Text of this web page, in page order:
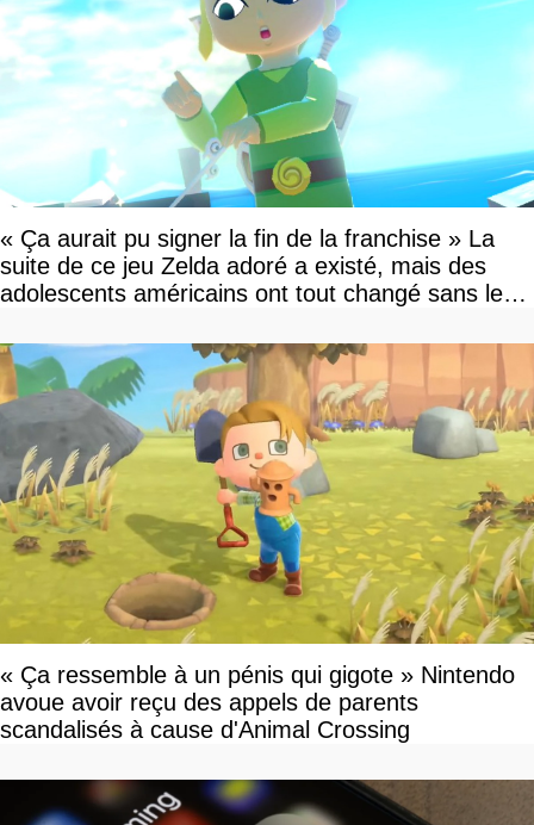
« Ça aurait pu signer la fin de la franchise » La
suite de ce jeu Zelda adoré a existé, mais des
adolescents américains ont tout changé sans le
« Ça ressemble à un pénis qui gigote » Nintendo
avoue avoir reçu des appels de parents
scandalisés à cause d'Animal Crossing